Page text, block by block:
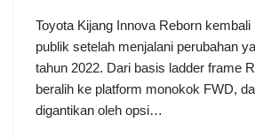
Toyota Kijang Innova Reborn
publik setelah menjalani perubahan
tahun 2022. Dari basis ladder frame
beralih ke platform monokok FWD,
digantikan oleh opsi…